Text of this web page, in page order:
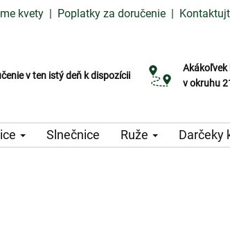
kvety | Poplatky za doručenie |
v ten istý deň k dispozícii
za doručenie od 99 CZK
si dátum doručenia
Akákoľvek
v okruhu
Služba Click
Slnečnice Ruže Darčeky